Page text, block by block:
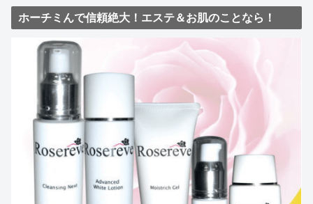
ホーチミんで信頼絶大！エステ＆お肌のことなら！